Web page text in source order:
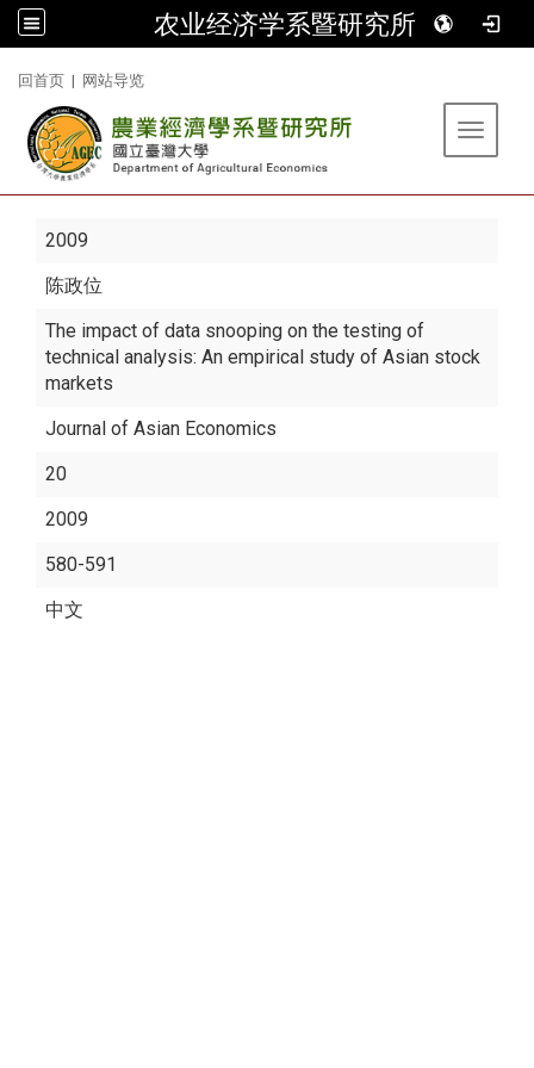
农业经济学系暨研究所
回首页 | 网站导览
Toggle
2009
陈政位
The impact of data snooping on the testing of
technical analysis: An empirical study of Asian stock
markets
Journal of Asian Economics
20
2009
580-591
中文